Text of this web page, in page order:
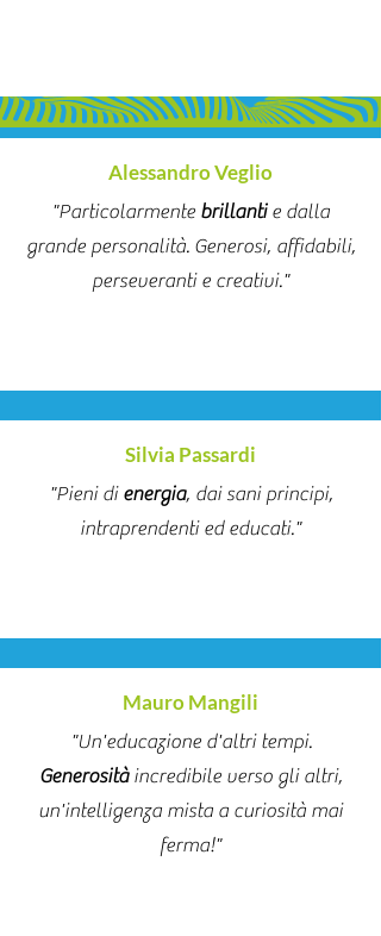
Alessandro Veglio
"Particolarmente brillanti e dalla
grande personalità. Generosi, affidabili,
perseveranti e creativi."
Silvia Passardi
"Pieni di energia, dai sani principi,
intraprendenti ed educati."
Mauro Mangili
"Un'educazione d'altri tempi.
Generositàincredibile verso gli altri,
un'intelligenza mista a curiosità mai
ferma!"